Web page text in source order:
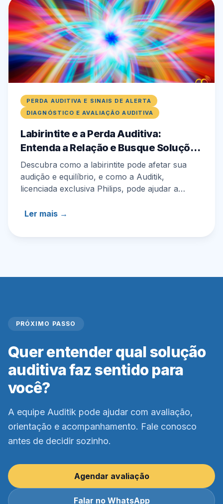
PERDA AUDITIVA E SINAIS DE ALERTA
DIAGNÓSTICO E AVALIAÇÃO AUDITIVA
Labirintite e a Perda Auditiva:
Entenda a Relação e Busque Soluções
na Auditik
Descubra como a labirintite pode afetar sua
audição e equilíbrio, e como a Auditik,
licenciada exclusiva Philips, pode ajudar a
Ler mais →
PRÓXIMO PASSO
Quer entender qual solução
auditiva faz sentido para
você?
A equipe Auditik pode ajudar com avaliação,
orientação e acompanhamento. Fale conosco
antes de decidir sozinho.
Agendar avaliação
Falar no WhatsApp